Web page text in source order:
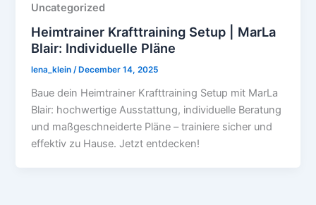
Uncategorized
Heimtrainer Krafttraining Setup | MarLa
Blair: Individuelle Pläne
lena_klein/ December 14, 2025
Baue dein Heimtrainer Krafttraining Setup mit MarLa
Blair: hochwertige Ausstattung, individuelle Beratung
und maßgeschneiderte Pläne – trainiere sicher und
effektiv zu Hause. Jetzt entdecken!